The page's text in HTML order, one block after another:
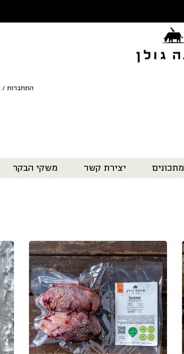
התחברות /
מתכונים יצירת קשר משקי הבקר